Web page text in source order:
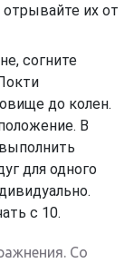
отрывайте их от
согните
до колен.
В
для одного
с 10.
Со